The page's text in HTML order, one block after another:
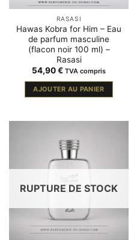
RASASI
Hawas Kobra for Him – Eau
de parfum masculine
(flacon noir 100 ml) –
Rasasi
54,90€ TVA compris
AJOUTER AU PANIER
RUPTURE DE STOCK